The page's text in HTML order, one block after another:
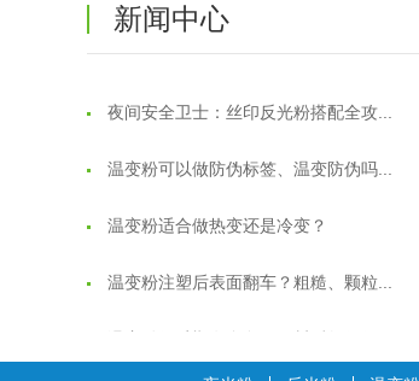
新闻中心
温变粉耐温真相：注塑"高温炼...